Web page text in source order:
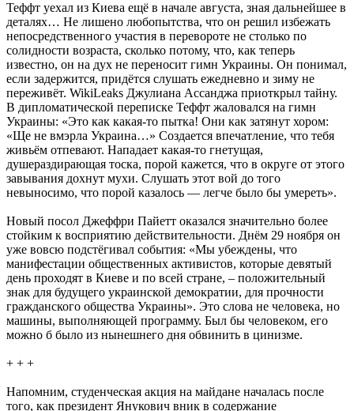
Теффт уехал из Киева ещё в начале августа, зная дальнейшее в
деталях… Не лишено любопытства, что он решил избежать
непосредственного участия в перевороте не столько по
солидности возраста, сколько потому, что, как теперь
известно, он на дух не переносит гимн Украины. Он понимал,
если задержится, придётся слушать ежедневно и зиму не
переживёт. WikiLeaks Джулиана Ассанджа приоткрыл тайну.
В дипломатической переписке Теффт жаловался на гимн
Украины: «Это как какая-то пытка! Они как затянут хором:
«Ще не вмэрла Украина…» Создается впечатление, что тебя
живьём отпевают. Нападает какая-то гнетущая,
душераздирающая тоска, порой кажется, что в округе от этого
завывания дохнут мухи. Слушать этот вой до того
невыносимо, что порой казалось — легче было бы умереть».
Новый посол Джеффри Пайетт оказался значительно более
стойким к восприятию действительности. Днём 29 ноября он
уже вовсю подстёгивал события: «Мы убеждены, что
манифестации общественных активистов, которые девятый
день проходят в Киеве и по всей стране, – положительный
знак для будущего украинской демократии, для прочности
гражданского общества Украины». Это слова не человека, но
машины, выполняющей программу. Был бы человеком, его
можно б было из нынешнего дня обвинить в цинизме.
+ + +
Напомним, студенческая акция на майдане началась после
того, как президент Янукович вник в содержание